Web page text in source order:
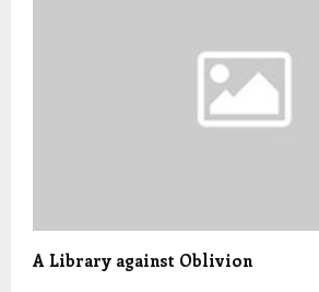
A Library against Oblivion